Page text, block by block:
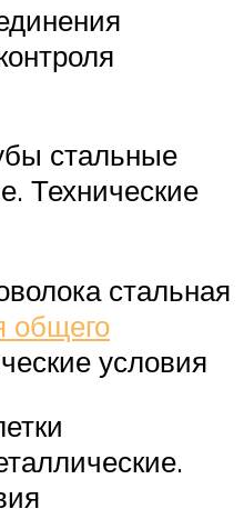
стальные
Технические
стальная
общего
условия